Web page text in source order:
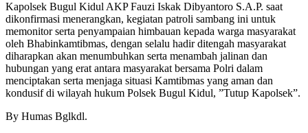
Kapolsek Bugul Kidul AKP Fauzi Iskak Dibyantoro S.A.P. saat
dikonfirmasi menerangkan, kegiatan patroli sambang ini untuk
memonitor serta penyampaian himbauan kepada warga masyarakat
oleh Bhabinkamtibmas, dengan selalu hadir ditengah masyarakat
diharapkan akan menumbuhkan serta menambah jalinan dan
hubungan yang erat antara masyarakat bersama Polri dalam
menciptakan serta menjaga situasi Kamtibmas yang aman dan
kondusif di wilayah hukum Polsek Bugul Kidul, ”Tutup Kapolsek”.
By Humas Bglkdl.